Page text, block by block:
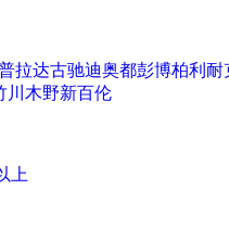
拉达古驰迪奥都彭博柏利 耐
川木野新百伦
上